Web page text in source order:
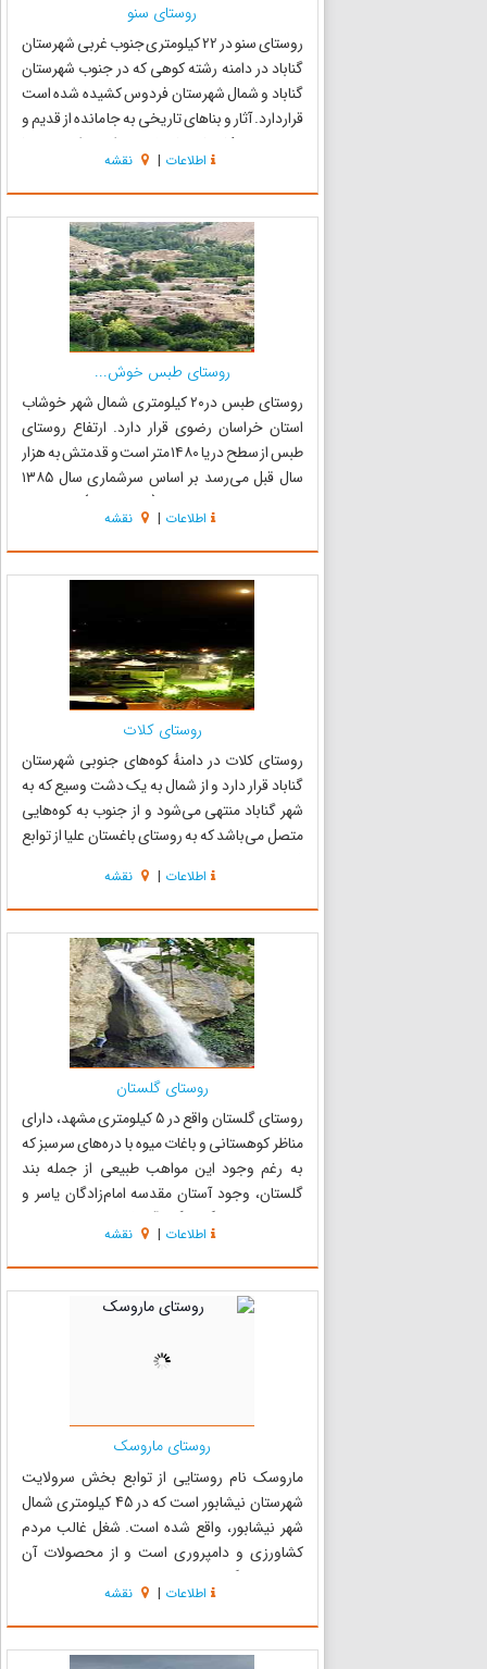
روستای سنو
روستای سنو در 22 کیلومتری جنوب غربی شهرستان
گناباد در دامنه رشته کوهی که در جنوب شهرستان
گناباد و شمال شهرستان فردوس کشیده شده است
قراردارد. آثار و بناهای تاریخی به جا مانده از قدیم و
همچنین حکایتهای تاریخی پیرامون این روستا
قدمت آن را به بیش از 1500 سال قبل می‌رساند. آنچه
که در طول ت...
اطلاعات | نقشه
روستای طبس خوش...
روستای طبس در۲۰ کیلومتری شمال شهر خوشاب
استان خراسان رضوی قرار دارد. ارتفاع روستای
طبس از سطح دریا ۱۴۸۰ متر است و قدمتش به هزار
سال قبل می‌رسد بر اساس سرشماری سال ۱۳۸۵
جمعیت روستا ۷۹۳ نفر (۲۶۱ خانوار) بوده‌است
مستندات موجود نشان می‌دهد که قدمت روستا به
زمان سلطان سید مسعود خان یع...
اطلاعات | نقشه
روستای کلات
روستای کلات در دامنهٔ کوه‌های جنوبی شهرستان
گناباد قرار دارد و از شمال به یک دشت وسیع که به
شهر گناباد منتهی می‌شود و از جنوب به کوه‌هایی
متصل می‌باشد که به روستای باغستان علیا از توابع
از شرق با روستاهای فخ، دیسفان و شهر کاخک
همجوار است. کلا...
اطلاعات | نقشه
روستای گلستان
روستای گلستان واقع در ۵ کیلومتری مشهد، دارای
مناظر کوهستانی و باغات میوه با دره‌های سرسبز که
به رغم وجود این مواهب طبیعی از جمله بند
گلستان، وجود آستان مقدسه امام‌زادگان یاسر و
ناصر به اهمیت گردشگری آن افزوده است. روستای
حصار گلستان یکی از روستاهای خوش آب و هوا در
جنوب غرب مشهد و در ح...
اطلاعات | نقشه
روستای ماروسک
ماروسک نام روستایی از توابع بخش سرولایت
شهرستان نیشابور است که در 45 کیلومتری شمال
شهر نیشابور، واقع شده است. شغل غالب مردم
کشاورزی و دامپروری است و از محصولات آن
می‌توان به گندم ، جو، سیفی جات و چقندر قند و...
اشاره کرد. روستای ماروسک دارای دوباب مسجد
است. مسجد قدیمی روستا سابقه ای حد...
اطلاعات | نقشه